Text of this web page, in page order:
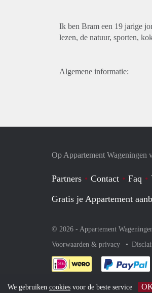
Ik ben Bram een 19 jarige
lezen, de natuur, sporten,
Algemene informatie:
Op Appartement Wageningen
Partners Contact Faq
Gratis je Appartement
© 2026 - Appartement
Voorwaarden & privacy
We gebruiken cookies voor de beste service